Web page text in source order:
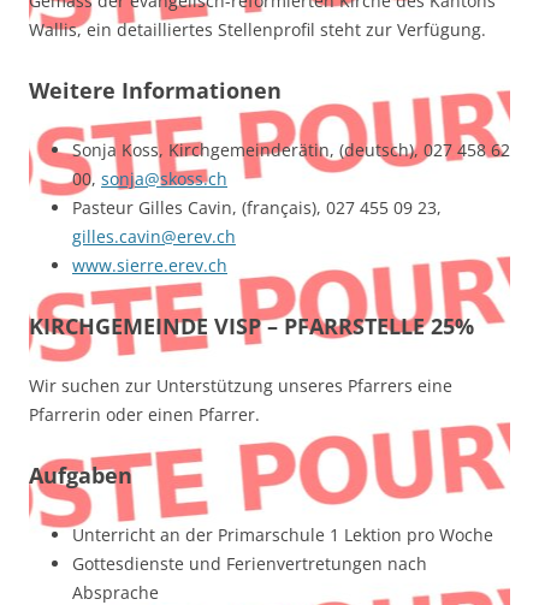
Wallis, ein detailliertes Stellenprofil steht zur Verfügung.
Weitere Informationen
Sonja Koss, Kirchgemeinderätin, (deutsch), 027 458 62
00, sonja@skoss.ch
Pasteur Gilles Cavin, (français), 027 455 09 23,
gilles.cavin@erev.ch
www.sierre.erev.ch
KIRCHGEMEINDE VISP – PFARRSTELLE 25%
Wir suchen zur Unterstützung unseres Pfarrers eine
Pfarrerin oder einen Pfarrer.
Aufgaben
Unterricht an der Primarschule 1 Lektion pro Woche
Gottesdienste und Ferienvertretungen nach
Absprache